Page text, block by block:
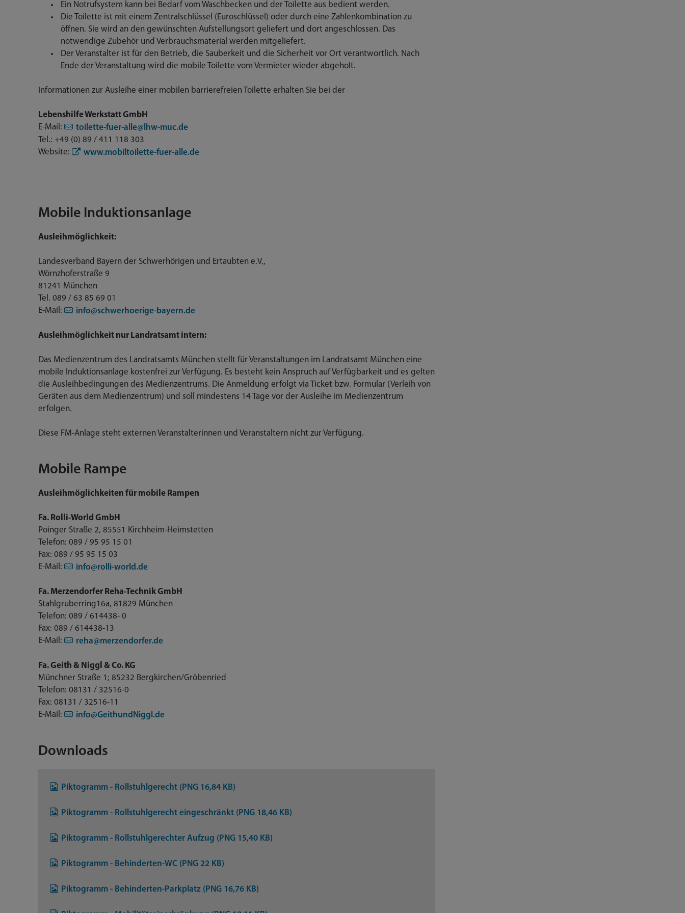
Ein Notrufsystem kann bei Bedarf vom Waschbecken und der Toilette aus bedient werden.
Die Toilette ist mit einem Zentralschlüssel (Euroschlüssel) oder durch eine Zahlenkombination zu
öffnen. Sie wird an den gewünschten Aufstellungsort geliefert und dort angeschlossen. Das
notwendige Zubehör und Verbrauchsmaterial werden mitgeliefert.
Der Veranstalter ist für den Betrieb, die Sauberkeit und die Sicherheit vor Ort verantwortlich. Nach
Ende der Veranstaltung wird die mobile Toilette vom Vermieter wieder abgeholt.
Informationen zur Ausleihe einer mobilen barrierefreien Toilette erhalten Sie bei der
Lebenshilfe Werkstatt GmbH
E-Mail:
toilette-fuer-alle@lhw-muc.de
Tel.: +49 (0) 89 / 411 118 303
Website:
www.mobiltoilette-fuer-alle.de
Mobile Induktionsanlage
Ausleihmöglichkeit:
Landesverband Bayern der Schwerhörigen und Ertaubten e.V.,
Wörnzhoferstraße 9
81241 München
Tel. 089 / 63 85 69 01
E-Mail:
info@schwerhoerige-bayern.de
Ausleihmöglichkeit nur Landratsamt intern:
Das Medienzentrum des Landratsamts München stellt für Veranstaltungen im Landratsamt Mün­chen eine
mobile Induktionsanlage kostenfrei zur Verfügung. Es besteht kein Anspruch auf Verfüg­barkeit und es gelten
die Ausleihbedingungen des Medienzentrums. Die Anmeldung erfolgt via Ticket bzw. Formular (Verleih von
Geräten aus dem Medienzentrum) und soll mindestens 14 Tage vor der Ausleihe im Medienzentrum
erfolgen.
Diese FM-Anlage steht externen Veranstalterinnen und Veranstaltern nicht zur Verfügung.
Mobile Rampe
Ausleihmöglichkeiten für mobile Rampen
Fa. Rolli-World GmbH
Poinger Straße 2, 85551 Kirchheim-Heimstetten
Telefon: 089 / 95 95 15 01
Fax: 089 / 95 95 15 03
E-Mail:
info@rolli-world.de
Fa. Merzendorfer Reha-Technik GmbH
Stahlgruberring16a, 81829 München
Telefon: 089 / 614438- 0
Fax: 089 / 614438-13
E-Mail:
reha@merzendorfer.de
Fa. Geith & Niggl & Co. KG
Münchner Straße 1; 85232 Bergkirchen/Gröbenried
Telefon: 08131 / 32516-0
Fax: 08131 / 32516-11
E-Mail:
info@GeithundNiggl.de
Downloads
Piktogramm - Rollstuhlgerecht (PNG 16,84 KB)
Piktogramm - Rollstuhlgerecht eingeschränkt (PNG 18,46 KB)
Piktogramm - Rollstuhlgerechter Aufzug (PNG 15,40 KB)
Piktogramm - Behinderten-WC (PNG 22 KB)
Piktogramm - Behinderten-Parkplatz (PNG 16,76 KB)